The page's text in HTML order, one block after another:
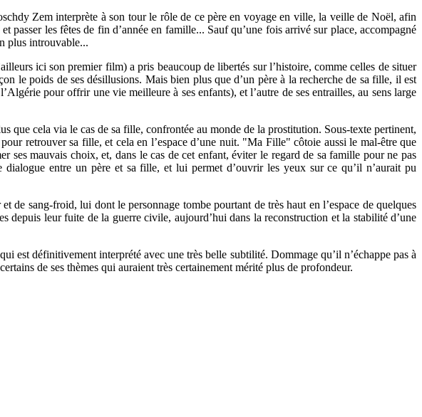
Zem interprète à son tour le rôle de ce père en voyage en ville, la veille de Noël, afin
les fêtes de fin d’année en famille... Sauf qu’une fois arrivé sur place, accompagné
plus introuvable...
ici son premier film) a pris beaucoup de libertés sur l’histoire, comme celles de situer
le poids de ses désillusions. Mais bien plus que d’un père à la recherche de sa fille, il est
pour offrir une vie meilleure à ses enfants), et l’autre de ses entrailles, au sens large
que cela via le cas de sa fille, confrontée au monde de la prostitution. Sous-texte pertinent,
retrouver sa fille, et cela en l’espace d’une nuit. "Ma Fille" côtoie aussi le mal-être que
ses mauvais choix, et, dans le cas de cet enfant, éviter le regard de sa famille pour ne pas
entre un père et sa fille, et lui permet d’ouvrir les yeux sur ce qu’il n’aurait pu
de sang-froid, lui dont le personnage tombe pourtant de très haut en l’espace de quelques
depuis leur fuite de la guerre civile, aujourd’hui dans la reconstruction et la stabilité d’une
est définitivement interprété avec une très belle subtilité. Dommage qu’il n’échappe pas à
de ses thèmes qui auraient très certainement mérité plus de profondeur.